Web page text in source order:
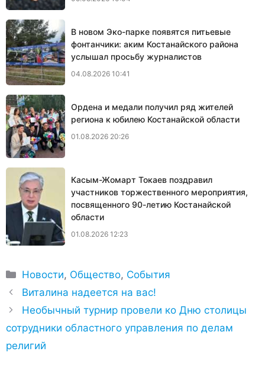
В новом Эко-парке появятся питьевые
фонтанчики: аким Костанайского района
услышал просьбу журналистов
04.08.2026 10:41
Ордена и медали получил ряд жителей
региона к юбилею Костанайской области
01.08.2026 20:26
Касым-Жомарт Токаев поздравил
участников торжественного мероприятия,
посвященного 90-летию Костанайской
области
01.08.2026 12:23
Рубрики
Новости, Общество, События
Виталина надеется на вас!
Необычный турнир провели ко Дню столицы
сотрудники областного управления по делам
религий